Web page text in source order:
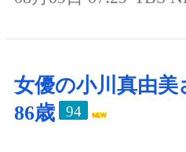
女優の小川真由美
86歳
94